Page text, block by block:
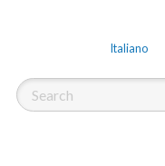
Italiano